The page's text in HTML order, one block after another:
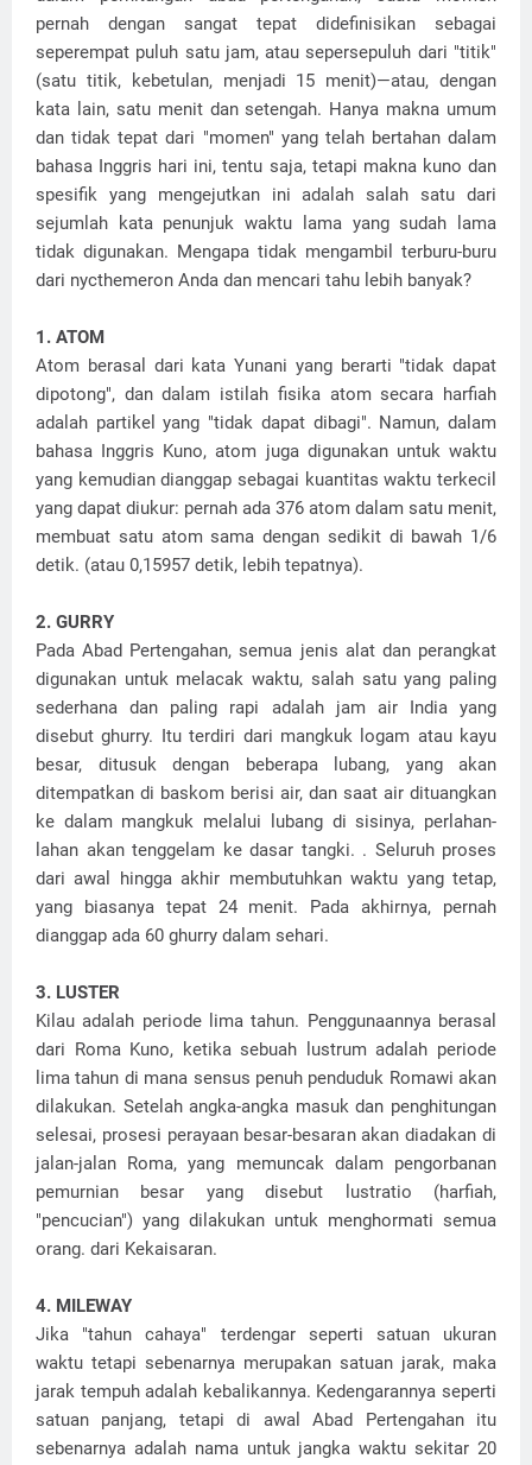
pernah dengan sangat tepat didefinisikan sebagai
seperempat puluh satu jam, atau sepersepuluh dari "titik"
(satu titik, kebetulan, menjadi 15 menit)—atau, dengan
kata lain, satu menit dan setengah. Hanya makna umum
dan tidak tepat dari "momen" yang telah bertahan dalam
bahasa Inggris hari ini, tentu saja, tetapi makna kuno dan
spesifik yang mengejutkan ini adalah salah satu dari
sejumlah kata penunjuk waktu lama yang sudah lama
tidak digunakan. Mengapa tidak mengambil terburu-buru
dari nycthemeron Anda dan mencari tahu lebih banyak?
1. ATOM
Atom berasal dari kata Yunani yang berarti "tidak dapat
dipotong", dan dalam istilah fisika atom secara harfiah
adalah partikel yang "tidak dapat dibagi". Namun, dalam
bahasa Inggris Kuno, atom juga digunakan untuk waktu
yang kemudian dianggap sebagai kuantitas waktu terkecil
yang dapat diukur: pernah ada 376 atom dalam satu menit,
membuat satu atom sama dengan sedikit di bawah 1/6
detik. (atau 0,15957 detik, lebih tepatnya).
2. GURRY
Pada Abad Pertengahan, semua jenis alat dan perangkat
digunakan untuk melacak waktu, salah satu yang paling
sederhana dan paling rapi adalah jam air India yang
disebut ghurry. Itu terdiri dari mangkuk logam atau kayu
besar, ditusuk dengan beberapa lubang, yang akan
ditempatkan di baskom berisi air, dan saat air dituangkan
ke dalam mangkuk melalui lubang di sisinya, perlahan-
lahan akan tenggelam ke dasar tangki. . Seluruh proses
dari awal hingga akhir membutuhkan waktu yang tetap,
yang biasanya tepat 24 menit. Pada akhirnya, pernah
dianggap ada 60 ghurry dalam sehari.
3. LUSTER
Kilau adalah periode lima tahun. Penggunaannya berasal
dari Roma Kuno, ketika sebuah lustrum adalah periode
lima tahun di mana sensus penuh penduduk Romawi akan
dilakukan. Setelah angka-angka masuk dan penghitungan
selesai, prosesi perayaan besar-besaran akan diadakan di
jalan-jalan Roma, yang memuncak dalam pengorbanan
pemurnian besar yang disebut lustratio (harfiah,
"pencucian") yang dilakukan untuk menghormati semua
orang. dari Kekaisaran.
4. MILEWAY
Jika "tahun cahaya" terdengar seperti satuan ukuran
waktu tetapi sebenarnya merupakan satuan jarak, maka
jarak tempuh adalah kebalikannya. Kedengarannya seperti
satuan panjang, tetapi di awal Abad Pertengahan itu
sebenarnya adalah nama untuk jangka waktu sekitar 20